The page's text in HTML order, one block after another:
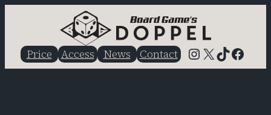
Price Access News Contact Instagram
X TikTok